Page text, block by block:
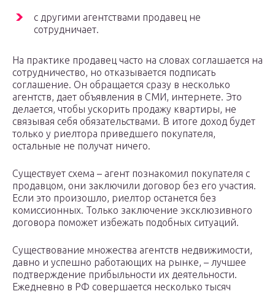
с другими агентствами продавец не
сотрудничает.
На практике продавец часто на словах соглашается на
сотрудничество, но отказывается подписать
соглашение. Он обращается сразу в несколько
агентств, дает объявления в СМИ, интернете. Это
делается, чтобы ускорить продажу квартиры, не
связывая себя обязательствами. В итоге доход будет
только у риелтора приведшего покупателя,
остальные не получат ничего.
Существует схема – агент познакомил покупателя с
продавцом, они заключили договор без его участия.
Если это произошло, риелтор останется без
комиссионных. Только заключение эксклюзивного
договора поможет избежать подобных ситуаций.
Существование множества агентств недвижимости,
давно и успешно работающих на рынке, – лучшее
подтверждение прибыльности их деятельности.
Ежедневно в РФ совершается несколько тысяч